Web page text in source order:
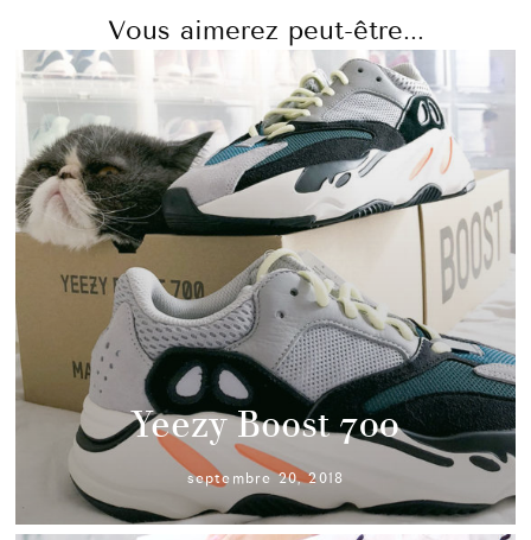
Vous aimerez peut-être...
Yeezy Boost 700
septembre 20, 2018